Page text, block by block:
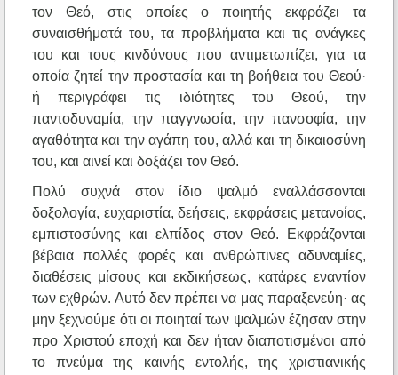
τον Θεό, στις οποίες ο ποιητής εκφράζει τα
συναισθήματά του, τα προβλήματα και τις ανάγκες
του και τους κινδύνους που αντιμετωπίζει, για τα
οποία ζητεί την προστασία και τη βοήθεια του Θεού·
ή περιγράφει τις ιδιότητες του Θεού, την
παντοδυναμία, την παγγνωσία, την πανσοφία, την
αγαθότητα και την αγάπη του, αλλά και τη δικαιοσύνη
του, και αινεί και δοξάζει τον Θεό.
Πολύ συχνά στον ίδιο ψαλμό εναλλάσσονται
δοξολογία, ευχαριστία, δεήσεις, εκφράσεις μετανοίας,
εμπιστοσύνης και ελπίδος στον Θεό. Εκφράζονται
βέβαια πολλές φορές και ανθρώπινες αδυναμίες,
διαθέσεις μίσους και εκδικήσεως, κατάρες εναντίον
των εχθρών. Αυτό δεν πρέπει να μας παραξενεύη· ας
μην ξεχνούμε ότι οι ποιηταί των ψαλμών έζησαν στην
προ Χριστού εποχή και δεν ήταν διαποτισμένοι από
το πνεύμα της καινής εντολής, της χριστιανικής